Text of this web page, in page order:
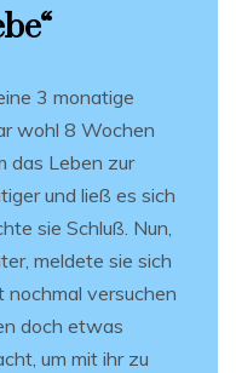
3 monatige
wohl 8 Wochen
das Leben zur
und ließ es sich
sie Schluß. Nun,
meldete sie sich
nochmal versuchen
doch etwas
um mit ihr zu